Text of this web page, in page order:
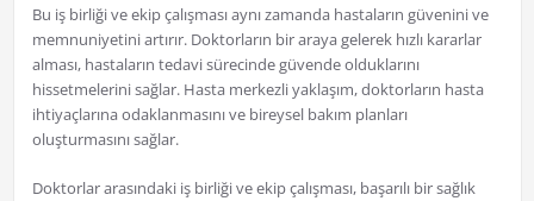
Bu iş birliği ve ekip çalışması aynı zamanda hastaların güvenini ve
memnuniyetini artırır. Doktorların bir araya gelerek hızlı kararlar
alması, hastaların tedavi sürecinde güvende olduklarını
hissetmelerini sağlar. Hasta merkezli yaklaşım, doktorların hasta
ihtiyaçlarına odaklanmasını ve bireysel bakım planları
oluşturmasını sağlar.
Doktorlar arasındaki iş birliği ve ekip çalışması, başarılı bir sağlık